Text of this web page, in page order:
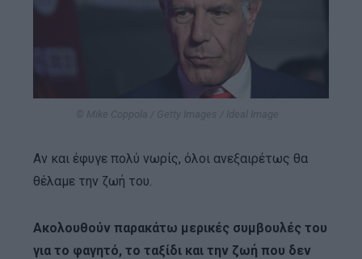
Αν και έφυγε πολύ νωρίς, όλοι ανεξαιρέτως θα
θέλαμε την ζωή του.
Ακολουθούν παρακάτω μερικές συμβουλές του
για το φαγητό, το ταξίδι και την ζωή που δεν